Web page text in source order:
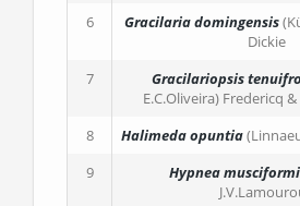
6
Gracilaria domingensis
Dickie
7
Gracilariopsis
E.C.Oliveira) Fredericq
8
Halimeda opuntia
9
Hypnea